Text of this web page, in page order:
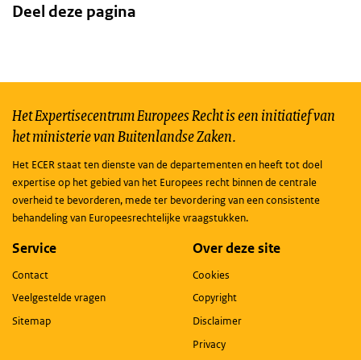
Deel deze pagina
Het Expertisecentrum Europees Recht is een initiatief van
het ministerie van Buitenlandse Zaken.
Het ECER staat ten dienste van de departementen en heeft tot doel
expertise op het gebied van het Europees recht binnen de centrale
overheid te bevorderen, mede ter bevordering van een consistente
behandeling van Europeesrechtelijke vraagstukken.
Service
Contact
Veelgestelde vragen
Sitemap
Over deze site
Cookies
Copyright
Disclaimer
Privacy